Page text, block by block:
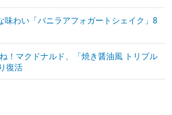
ブログ
味わい「バニラアフォガートシェイク」8
！マクドナルド、「焼き醤油風 トリプル
復活